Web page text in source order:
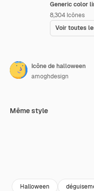
Generic color
8,304 Icônes
Voir toutes
Icône de halloween
amoghdesign
Même style
Halloween